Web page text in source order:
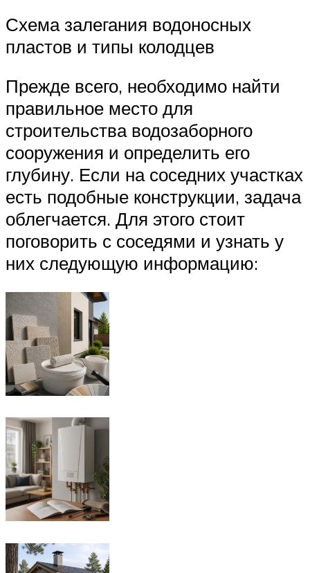
Схема залегания водоносных
пластов и типы колодцев
Прежде всего, необходимо найти
правильное место для
строительства водозаборного
сооружения и определить его
глубину. Если на соседних участках
есть подобные конструкции, задача
облегчается. Для этого стоит
поговорить с соседями и узнать у
них следующую информацию: